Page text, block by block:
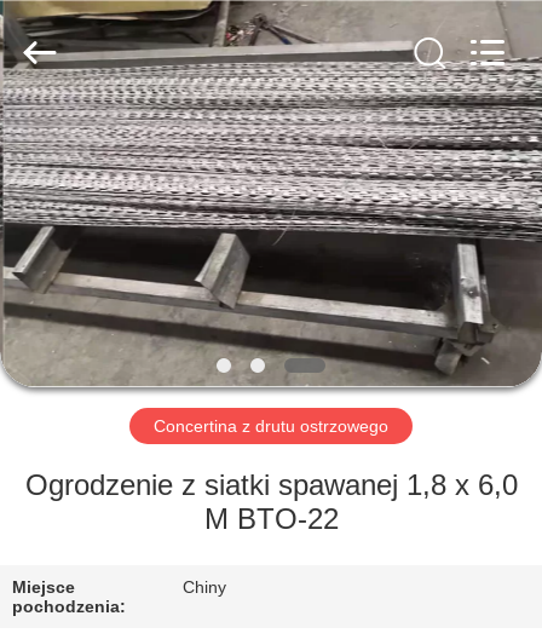
DOM
PRODUKTY
O
NAS
WYCIECZKA
FABRYCE
JAKOŚCI
XI
RUN
METAL
MESH
CO.,LTD.
All
Rights
Reserved.
Concertina z drutu ostrzowego
Ogrodzenie z siatki spawanej 1,8 x 6,0
M BTO-22
Miejsce
pochodzenia:
Chiny